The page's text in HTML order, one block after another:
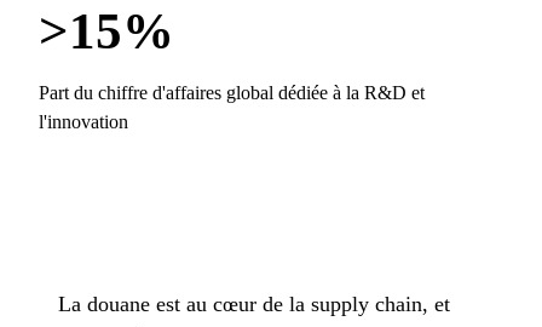
>15%
Part du chiffre d'affaires global dédiée à la R&D et
l'innovation
La douane est au cœur de la supply chain, et